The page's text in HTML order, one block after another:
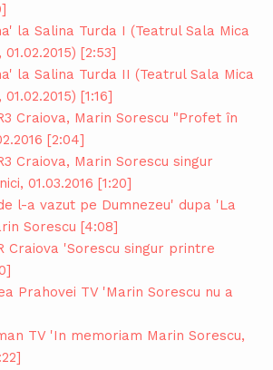
la Salina Turda I (Teatrul Sala Mica
[2:53]
la Salina Turda II (Teatrul Sala Mica
[1:16]
Craiova, Marin Sorescu "Profet în
[2:04]
Craiova, Marin Sorescu singur
01.03.2016 [1:20]
l-a vazut pe Dumnezeu' dupa 'La
Sorescu [4:08]
Craiova 'Sorescu singur printre
Prahovei TV 'Marin Sorescu nu a
TV 'In memoriam Marin Sorescu,